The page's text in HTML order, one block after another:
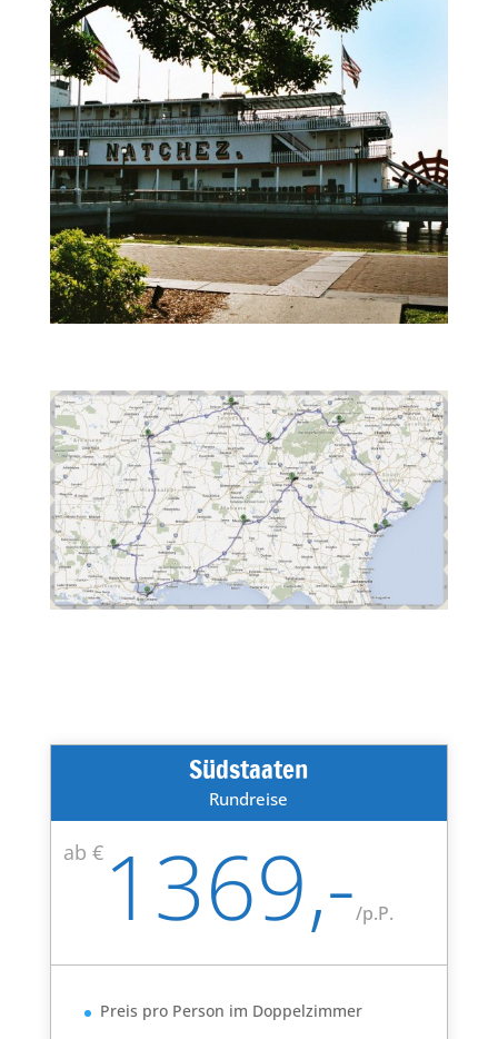
Südstaaten
Rundreise
ab € 1369,-/p.P.
Preis pro Person im Doppelzimmer